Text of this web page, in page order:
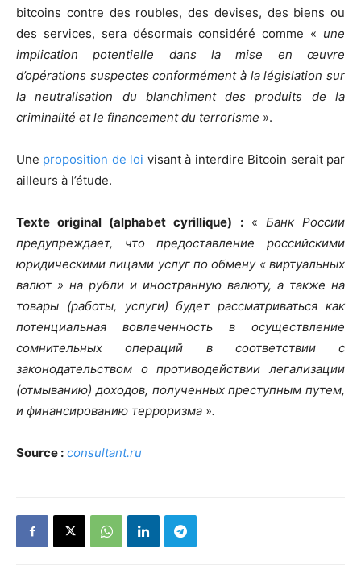
bitcoins contre des roubles, des devises, des biens ou
des services, sera désormais considéré comme « une
implication potentielle dans la mise en œuvre
d’opérations suspectes conformément à la législation sur
la neutralisation du blanchiment des produits de la
criminalité et le financement du terrorisme ».
Une proposition de loi visant à interdire Bitcoin serait par
ailleurs à l’étude.
Texte original (alphabet cyrillique) :« Банк России
предупреждает, что предоставление российскими
юридическими лицами услуг по обмену « виртуальных
валют » на рубли и иностранную валюту, а также на
товары (работы, услуги) будет рассматриваться как
потенциальная вовлеченность в осуществление
сомнительных операций в соответствии с
законодательством о противодействии легализации
(отмыванию) доходов, полученных преступным путем,
и финансированию терроризма ».
Source : consultant.ru